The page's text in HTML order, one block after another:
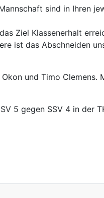
sind in Ihren
Ziel Klassenerhalt
ist das Abschneiden
und Timo Clemens.
5 gegen SSV 4 in der